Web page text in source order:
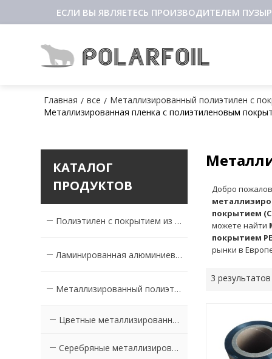
ЕСЛИ ВЫ ЯВЛЯЕТЕСЬ ПРОИЗВОДИТЕЛЕМ
Главная / все / Металлизированный полиэтилен с
Металлизированная пленка с полиэтиленовым
КАТАЛОГ
ПРОДУКТОВ
Полиэтилен с покрытием из алюминиевой фольги
Ламинированная алюминиевая фольга
Металлизированный полиэтилен с покрытием из ПЭТ-пленки
Цветные металлизированные ПЭТ-пленки с покрытием из ПЭ
Серебряные металлизированные ПЭТ-пленки с покрытием PE
Добро
покрытием
можете найти
покрытием
рынки в
3 результатов